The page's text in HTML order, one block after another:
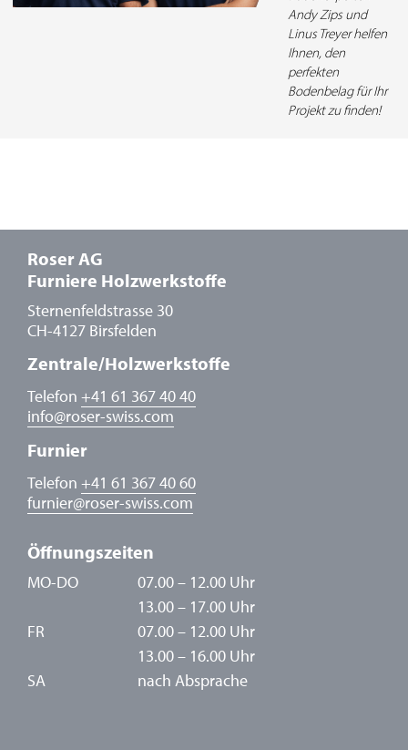
Andy Zips und
Linus Treyer helfen
Ihnen, den
perfekten
Bodenbelag für Ihr
Projekt zu finden!
Roser AG
Furniere Holzwerkstoffe
Sternenfeldstrasse 30
CH-4127 Birsfelden
Zentrale/Holzwerkstoffe
Telefon +41 61 367 40 40
info@roser-swiss.com
Furnier
Telefon +41 61 367 40 60
furnier@roser-swiss.com
Öffnungszeiten
MO-DO
07.00 – 12.00 Uhr
13.00 – 17.00 Uhr
FR
07.00 – 12.00 Uhr
13.00 – 16.00 Uhr
SA
nach Absprache